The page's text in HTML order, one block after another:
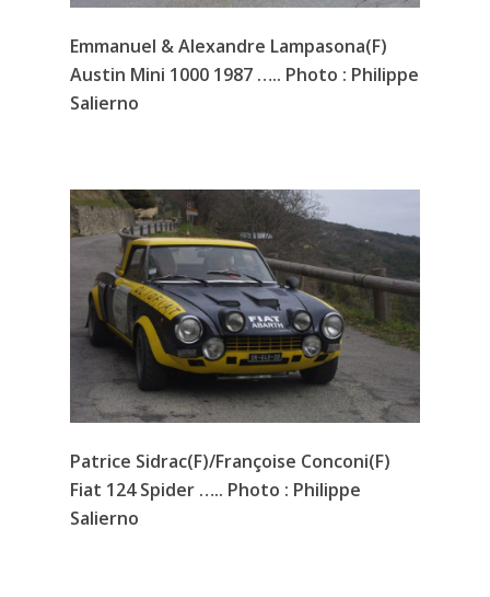
Emmanuel & Alexandre Lampasona(F)
Austin Mini 1000 1987 ….. Photo : Philippe
Salierno
Patrice Sidrac(F)/Françoise Conconi(F)
Fiat 124 Spider ….. Photo : Philippe
Salierno